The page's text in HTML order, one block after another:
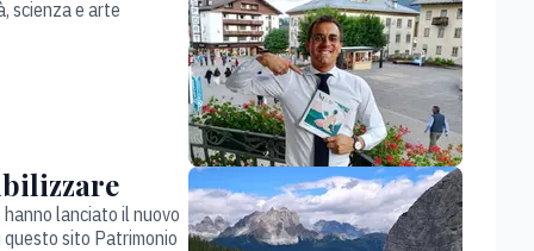
scienza e arte
lanciato il nuovo
questo sito Patrimonio